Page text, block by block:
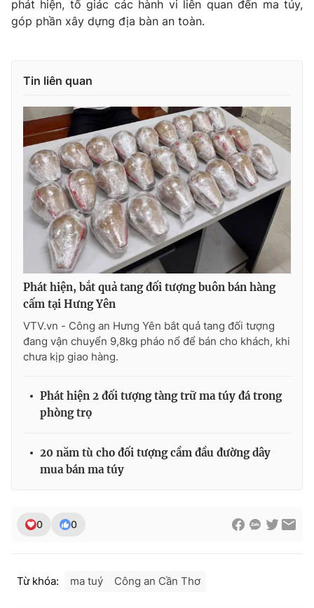
phát hiện, tố giác các hành vi liên quan đến ma túy,
góp phần xây dựng địa bàn an toàn.
Tin liên quan
Phát hiện, bắt quả tang đối tượng buôn bán hàng
cấm tại Hưng Yên
VTV.vn - Công an Hưng Yên bắt quả tang đối tượng
đang vận chuyển 9,8kg pháo nổ để bán cho khách, khi
chưa kịp giao hàng.
Phát hiện 2 đối tượng tàng trữ ma túy đá trong
phòng trọ
20 năm tù cho đối tượng cầm đầu đường dây
mua bán ma túy
0 0
Từ khóa: ma tuý Công an Cần Thơ